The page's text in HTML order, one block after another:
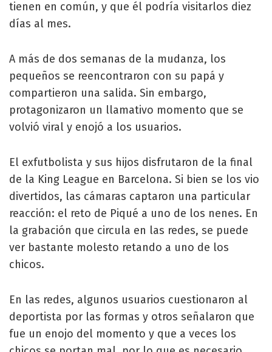
tienen en común, y que él podría visitarlos diez
días al mes.
A más de dos semanas de la mudanza, los
pequeños se reencontraron con su papá y
compartieron una salida. Sin embargo,
protagonizaron un llamativo momento que se
volvió viral y enojó a los usuarios.
El exfutbolista y sus hijos disfrutaron de la final
de la King League en Barcelona. Si bien se los vio
divertidos, las cámaras captaron una particular
reacción: el reto de Piqué a uno de los nenes. En
la grabación que circula en las redes, se puede
ver bastante molesto retando a uno de los
chicos.
En las redes, algunos usuarios cuestionaron al
deportista por las formas y otros señalaron que
fue un enojo del momento y que a veces los